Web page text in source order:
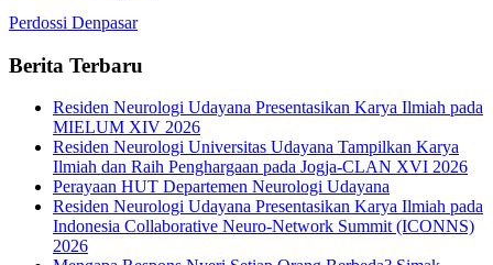
Perdossi Denpasar
Berita Terbaru
Residen Neurologi Udayana Presentasikan Karya Ilmiah pada
MIELUM XIV 2026
Residen Neurologi Universitas Udayana Tampilkan Karya
Ilmiah dan Raih Penghargaan pada Jogja-CLAN XVI 2026
Perayaan HUT Departemen Neurologi Udayana
Residen Neurologi Udayana Presentasikan Karya Ilmiah pada
Indonesia Collaborative Neuro-Network Summit (ICONNS)
2026